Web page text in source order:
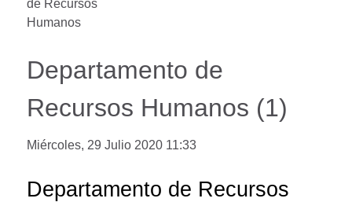
Departamento de
Recursos Humanos (1)
Miércoles, 29 Julio 2020 11:33
Departamento de Recursos